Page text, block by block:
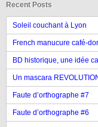
Recent Posts
Soleil couchant à Lyon
French manucure café-
BD historique, une idée
Un mascara
Faute d’orthographe #7
Faute d’orthographe #6